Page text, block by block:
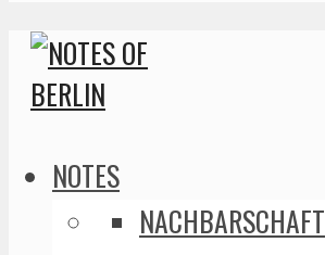
NOTES
NACHBARSCHAFT